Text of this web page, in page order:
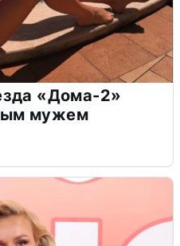
«Дома-2»
мужем